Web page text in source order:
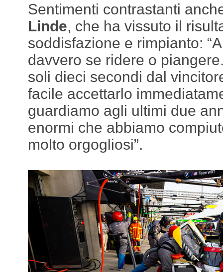
Sentimenti contrastanti
Linde, che ha vissuto il
soddisfazione e rimpianto:
davvero se ridere o
soli dieci secondi dal
facile accettarlo
guardiamo agli ultimi due
enormi che abbiamo
molto orgogliosi”.